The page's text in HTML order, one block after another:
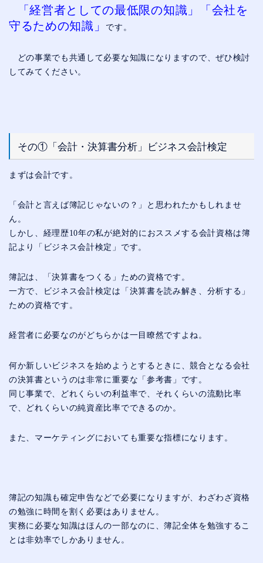
「経営者としての最低限の知識」「会社を
守るための知識」
です。
どの事業でも共通して必要な知識になりますので、ぜひ検討
してみてください。
その①「会計・決算書分析」ビジネス会計検定
まずは会計です。
「会計と言えば簿記じゃないの？」と思われたかもしれませ
ん。
しかし、経理歴10年の私が絶対的におススメする会計資格は簿
記より「ビジネス会計検定」です。
簿記は、「決算書をつくる」ための資格です。
一方で、ビジネス会計検定は「決算書を読み解き、分析する」
ための資格です。
経営者に必要なのがどちらかは一目瞭然ですよね。
何か新しいビジネスを始めようとするときに、競合となる会社
の決算書というのは非常に重要な「参考書」です。
同じ事業で、どれくらいの利益率で、それくらいの流動比率
で、どれくらいの純資産比率でできるのか。
また、マーケティングにおいても重要な指標になります。
簿記の知識も確定申告などで必要になりますが、わざわざ資格
の勉強に時間を割く必要はありません。
実務に必要な知識はほんの一部なのに、簿記全体を勉強するこ
とは非効率でしかありません。